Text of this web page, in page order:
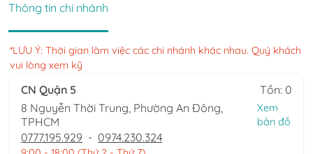
Thông tin chi nhánh
*LƯU Ý: Thời gian làm việc các chi nhánh khác nhau. Quý khách
vui lòng xem kỹ
CN Quận 5
Tồn: 0
8 Nguyễn Thời Trung, Phường An Đông,
TPHCM
Xem
bản đồ
0777.195.929 - 0974.230.324